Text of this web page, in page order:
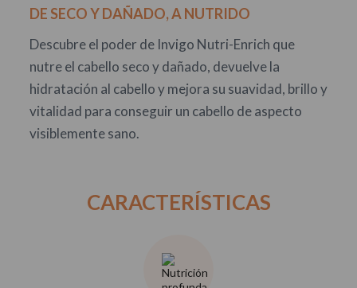
DE SECO Y DAÑADO, A NUTRIDO
Descubre el poder de Invigo Nutri-Enrich que
nutre el cabello seco y dañado, devuelve la
hidratación al cabello y mejora su suavidad, brillo y
vitalidad para conseguir un cabello de aspecto
visiblemente sano.
CARACTERÍSTICAS